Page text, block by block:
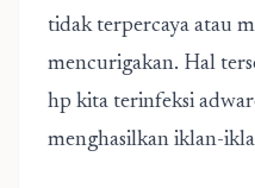
tidak terpercaya atau
mencurigakan. Hal
hp kita terinfeksi
menghasilkan iklan-